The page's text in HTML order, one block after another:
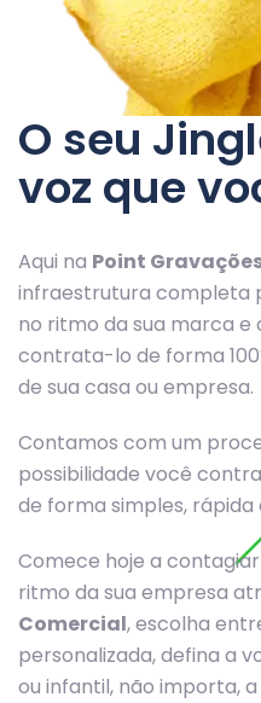
O seu
voz que
Aqui na Point
infraestrutura completa
no ritmo da sua marca e
contrata-lo de forma
de sua casa ou empresa.
Contamos com um
possibilidade você
de forma simples, rápida
Comece hoje a
ritmo da sua empresa
Comercial, escolha
personalizada, defina a
ou infantil, não importa,